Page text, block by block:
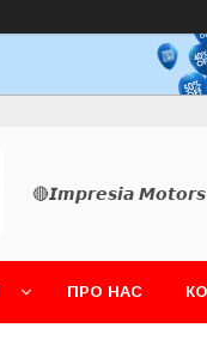
🔴𝙄𝙢𝙥𝙧𝙚𝙨𝙞𝙖 𝙈𝙤𝙩𝙤𝙧𝙨
ПРО НАС